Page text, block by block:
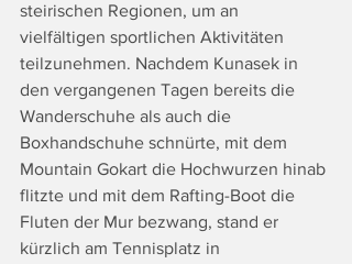
steirischen Regionen, um an
vielfältigen sportlichen Aktivitäten
teilzunehmen. Nachdem Kunasek in
den vergangenen Tagen bereits die
Wanderschuhe als auch die
Boxhandschuhe schnürte, mit dem
Mountain Gokart die Hochwurzen hinab
flitzte und mit dem Rafting-Boot die
Fluten der Mur bezwang, stand er
kürzlich am Tennisplatz in